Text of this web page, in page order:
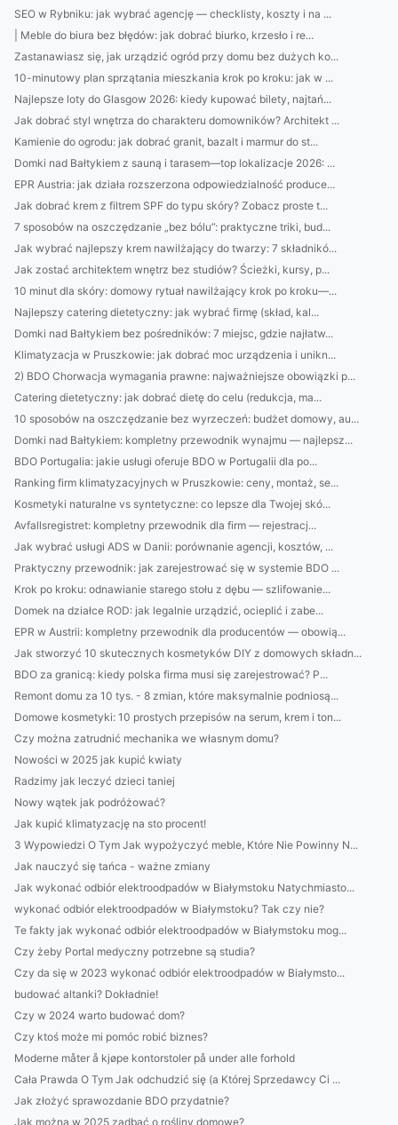
SEO w Rybniku: jak wybrać agencję — checklisty, koszty i na ...
| Meble do biura bez błędów: jak dobrać biurko, krzesło i re...
Zastanawiasz się, jak urządzić ogród przy domu bez dużych ko...
10-minutowy plan sprzątania mieszkania krok po kroku: jak w ...
Najlepsze loty do Glasgow 2026: kiedy kupować bilety, najtań...
Jak dobrać styl wnętrza do charakteru domowników? Architekt ...
Kamienie do ogrodu: jak dobrać granit, bazalt i marmur do st...
Domki nad Bałtykiem z sauną i tarasem—top lokalizacje 2026: ...
EPR Austria: jak działa rozszerzona odpowiedzialność produce...
Jak dobrać krem z filtrem SPF do typu skóry? Zobacz proste t...
7 sposobów na oszczędzanie „bez bólu”: praktyczne triki, bud...
Jak wybrać najlepszy krem nawilżający do twarzy: 7 składnikó...
Jak zostać architektem wnętrz bez studiów? Ścieżki, kursy, p...
10 minut dla skóry: domowy rytuał nawilżający krok po kroku—...
Najlepszy catering dietetyczny: jak wybrać firmę (skład, kal...
Domki nad Bałtykiem bez pośredników: 7 miejsc, gdzie najłatw...
Klimatyzacja w Pruszkowie: jak dobrać moc urządzenia i unikn...
2) BDO Chorwacja wymagania prawne: najważniejsze obowiązki p...
Catering dietetyczny: jak dobrać dietę do celu (redukcja, ma...
10 sposobów na oszczędzanie bez wyrzeczeń: budżet domowy, au...
Domki nad Bałtykiem: kompletny przewodnik wynajmu — najlepsz...
BDO Portugalia: jakie usługi oferuje BDO w Portugalii dla po...
Ranking firm klimatyzacyjnych w Pruszkowie: ceny, montaż, se...
Kosmetyki naturalne vs syntetyczne: co lepsze dla Twojej skó...
Avfallsregistret: kompletny przewodnik dla firm — rejestracj...
Jak wybrać usługi ADS w Danii: porównanie agencji, kosztów, ...
Praktyczny przewodnik: jak zarejestrować się w systemie BDO ...
Krok po kroku: odnawianie starego stołu z dębu — szlifowanie...
Domek na działce ROD: jak legalnie urządzić, ocieplić i zabe...
EPR w Austrii: kompletny przewodnik dla producentów — obowią...
Jak stworzyć 10 skutecznych kosmetyków DIY z domowych składn...
BDO za granicą: kiedy polska firma musi się zarejestrować? P...
Remont domu za 10 tys. - 8 zmian, które maksymalnie podniosą...
Domowe kosmetyki: 10 prostych przepisów na serum, krem i ton...
Czy można zatrudnić mechanika we własnym domu?
Nowości w 2025 jak kupić kwiaty
Radzimy jak leczyć dzieci taniej
Nowy wątek jak podróżować?
Jak kupić klimatyzację na sto procent!
3 Wypowiedzi O Tym Jak wypożyczyć meble, Które Nie Powinny N...
Jak nauczyć się tańca - ważne zmiany
Jak wykonać odbiór elektroodpadów w Białymstoku Natychmiasto...
wykonać odbiór elektroodpadów w Białymstoku? Tak czy nie?
Te fakty jak wykonać odbiór elektroodpadów w Białymstoku mog...
Czy żeby Portal medyczny potrzebne są studia?
Czy da się w 2023 wykonać odbiór elektroodpadów w Białymsto...
budować altanki? Dokładnie!
Czy w 2024 warto budować dom?
Czy ktoś może mi pomóc robić biznes?
Moderne måter å kjøpe kontorstoler på under alle forhold
Cała Prawda O Tym Jak odchudzić się (a Której Sprzedawcy Ci ...
Jak złożyć sprawozdanie BDO przydatnie?
Jak można w 2025 zadbać o rośliny domowe?